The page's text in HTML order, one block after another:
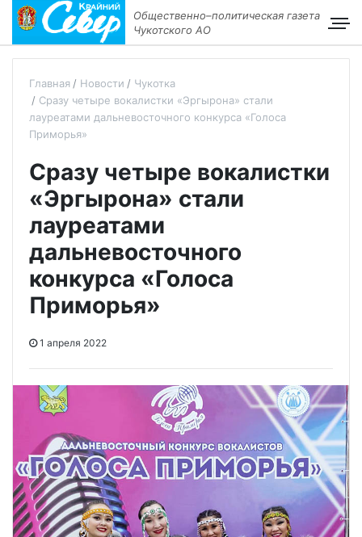
Общественно–политическая газета
Чукотского АО
Главная Новости
Чукотка
Сразу четыре вокалистки «Эргырона» стали
лауреатами дальневосточного конкурса «Голоса
Приморья»
Сразу четыре вокалистки
«Эргырона» стали
лауреатами
дальневосточного
конкурса «Голоса
Приморья»
1 апреля 2022